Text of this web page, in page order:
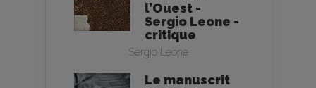
l’Ouest -
Sergio Leone -
critique
Sergio Leone
Le manuscrit